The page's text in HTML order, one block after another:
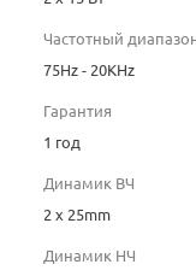
Частотный
75Hz - 20KHz
Гарантия
1 год
Динамик ВЧ
2 x 25mm
Динамик НЧ